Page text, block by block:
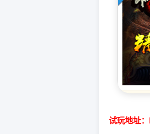
试玩地址：